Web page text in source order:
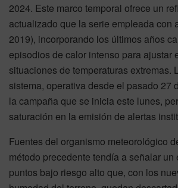
2024. Este marco temporal ofrece un
actualizado que la serie empleada con
2019), incorporando los últimos años
episodios de calor intenso para ajustar
situaciones de temperaturas extremas.
sistema, operativa desde el pasado 27
la campaña que se inicia este lunes,
saturación en la emisión de alertas
Fuentes del organismo meteorológico
método precedente tendía a señalar un
puntos bajo riesgo alto que, con los